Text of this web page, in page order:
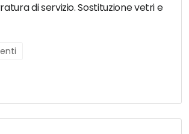
di servizio. Sostituzione vetri e